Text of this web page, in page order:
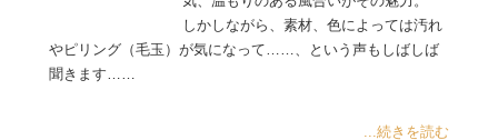
しかしながら、素材、色によっては汚れ
やピリング（毛玉）が気になって……、という声もしばしば
聞きます……
...続きを読む